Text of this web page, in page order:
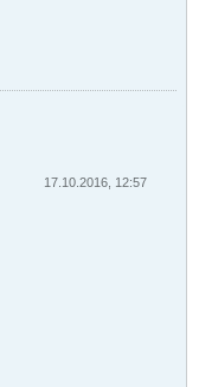
17.10.2016, 12:57